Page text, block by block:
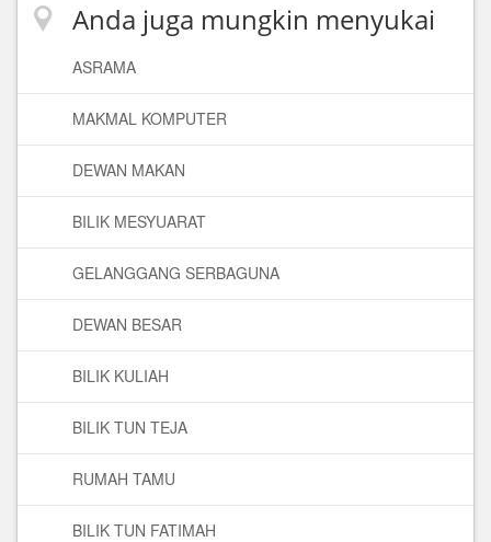
Anda juga mungkin menyukai
ASRAMA
MAKMAL KOMPUTER
DEWAN MAKAN
BILIK MESYUARAT
GELANGGANG SERBAGUNA
DEWAN BESAR
BILIK KULIAH
BILIK TUN TEJA
RUMAH TAMU
BILIK TUN FATIMAH